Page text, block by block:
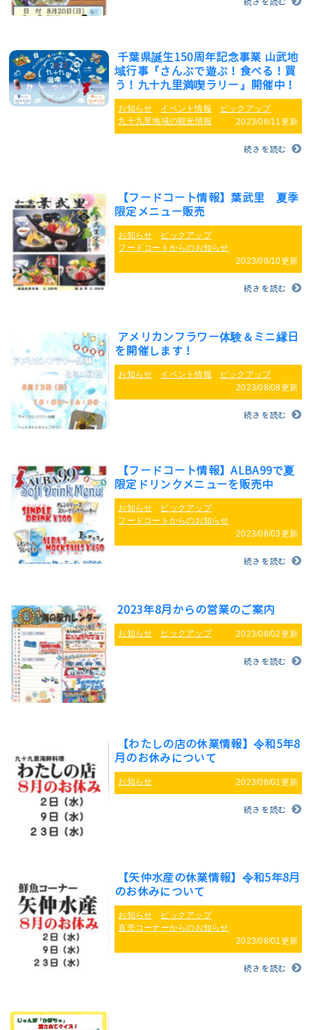
千葉県誕生150周年記念事業 山武地
域行事『さんぶで遊ぶ！食べる！買
う！九十九里満喫ラリー』開催中！
お知らせ イベント情報
ピックアップ
九十九里地域の観光情報
2023/08/11更新
続きを読む
【フードコート情報】葉武里 夏季
限定メニュー販売
お知らせ
ピックアップ
フードコートからのお知らせ
2023/08/10更新
続きを読む
アメリカンフラワー体験＆ミニ縁日
を開催します！
お知らせ イベント情報
ピックアップ
2023/08/08更新
続きを読む
【フードコート情報】ALBA99で夏
限定ドリンクメニューを販売中
お知らせ
ピックアップ
フードコートからのお知らせ
2023/08/03更新
続きを読む
2023年8月からの営業のご案内
お知らせ ピックアップ 2023/08/02更新
続きを読む
【わたしの店の休業情報】令和5年8
月のお休みについて
お知らせ 2023/08/01更新
続きを読む
【矢仲水産の休業情報】令和5年8月
のお休みについて
お知らせ
ピックアップ
直売コーナーからのお知らせ
2023/08/01更新
続きを読む